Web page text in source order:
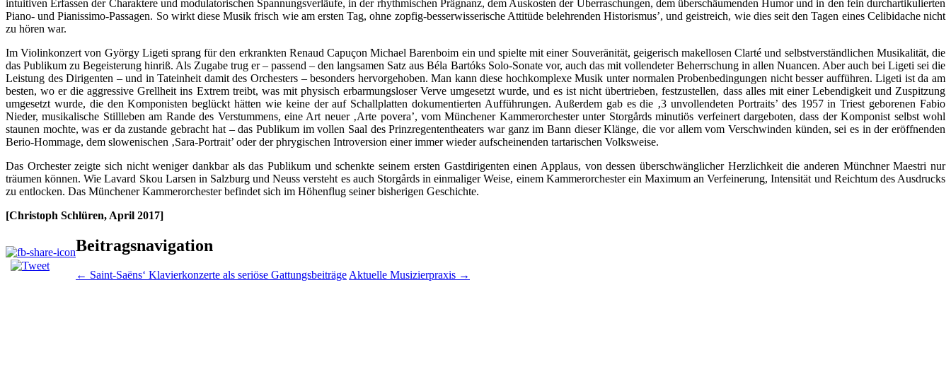
intuitiven Erfassen der Charaktere und modulatorischen Spannungsverläufe, in der rhythmischen Prägnanz, dem Auskosten der Überraschungen, dem überschäumenden Humor und in den fein durchartikulierten
Piano- und Pianissimo-Passagen. So wirkt diese Musik frisch wie am ersten Tag, ohne zopfig-besserwisserische Attitüde belehrenden Historismus’, und geistreich, wie dies seit den Tagen eines Celibidache nicht
zu hören war.
Im Violinkonzert von György Ligeti sprang für den erkrankten Renaud Capuçon Michael Barenboim ein und spielte mit einer Souveränität, geigerisch makellosen Clarté und selbstverständlichen Musikalität, die
das Publikum zu Begeisterung hinriß. Als Zugabe trug er – passend – den langsamen Satz aus Béla Bartóks Solo-Sonate vor, auch das mit vollendeter Beherrschung in allen Nuancen. Aber auch bei Ligeti sei die
Leistung des Dirigenten – und in Tateinheit damit des Orchesters – besonders hervorgehoben. Man kann diese hochkomplexe Musik unter normalen Probenbedingungen nicht besser aufführen. Ligeti ist da am
besten, wo er die aggressive Grellheit ins Extrem treibt, was mit physisch erbarmungsloser Verve umgesetzt wurde, und es ist nicht übertrieben, festzustellen, dass alles mit einer Lebendigkeit und Zuspitzung
umgesetzt wurde, die den Komponisten beglückt hätten wie keine der auf Schallplatten dokumentierten Aufführungen. Außerdem gab es die ‚3 unvollendeten Portraits’ des 1957 in Triest geborenen Fabio
Nieder, musikalische Stillleben am Rande des Verstummens, eine Art neuer ‚Arte povera’, vom Münchener Kammerorchester unter Storgårds minutiös verfeinert dargeboten, dass der Komponist selbst wohl
staunen mochte, was er da zustande gebracht hat – das Publikum im vollen Saal des Prinzregententheaters war ganz im Bann dieser Klänge, die vor allem vom Verschwinden künden, sei es in der eröffnenden
Berio-Hommage, dem slowenischen ‚Sara-Portrait’ oder der phrygischen Introversion einer immer wieder aufscheinenden tartarischen Volksweise.
Das Orchester zeigte sich nicht weniger dankbar als das Publikum und schenkte seinem ersten Gastdirigenten einen Applaus, von dessen überschwänglicher Herzlichkeit die anderen Münchner Maestri nur
träumen können. Wie Lavard Skou Larsen in Salzburg und Neuss versteht es auch Storgårds in einmaliger Weise, einem Kammerorchester ein Maximum an Verfeinerung, Intensität und Reichtum des Ausdrucks
zu entlocken. Das Münchener Kammerorchester befindet sich im Höhenflug seiner bisherigen Geschichte.
[Christoph Schlüren, April 2017]
Beitragsnavigation
← Saint-Saëns‘ Klavierkonzerte als seriöse GattungsbeiträgeAktuelle Musizierpraxis →